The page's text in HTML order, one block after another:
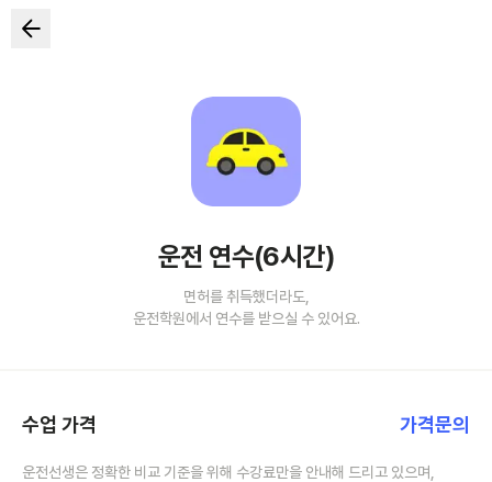
운전 연수(6시간)
면허를 취득했더라도,
운전학원에서 연수를 받으실 수 있어요.
수업 가격 가격문의
운전선생은 정확한 비교 기준을 위해 수강료만을 안내해 드리고 있으며,